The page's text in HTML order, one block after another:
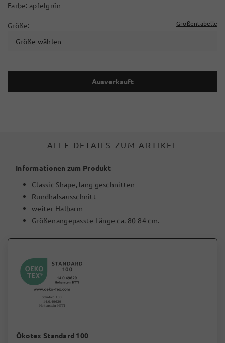
Farbe: apfelgrün
Größe: Größentabelle
Größe wählen
Ausverkauft
ALLE DETAILS ZUM ARTIKEL
Informationen zum Produkt
Classic Shape, lang geschnitten
Rundhalsausschnitt
weiter Halbarm
Größenangepasste Länge ca. 80-84 cm.
Ökotex Standard 100